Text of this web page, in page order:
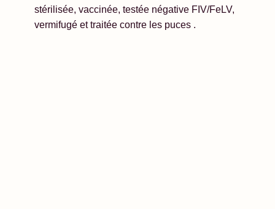
stérilisée, vaccinée, testée négative FIV/FeLV,
vermifugé et traitée contre les puces .